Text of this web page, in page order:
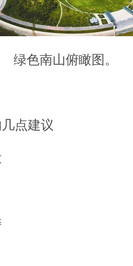
绿色南山俯瞰图。
点建议